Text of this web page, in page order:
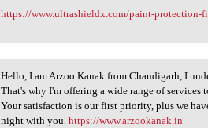
https://www.ultrashieldx.com/paint-protection-
Hello, I am Arzoo Kanak from
Hello, I am Arzoo Kanak from Chandigarh, I
That's why I'm offering a wide range of services
Your satisfaction is our first priority, plus we
night with you.https://www.arzookanak.in